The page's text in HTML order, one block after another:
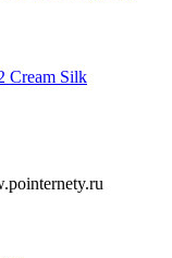
Cream Silk